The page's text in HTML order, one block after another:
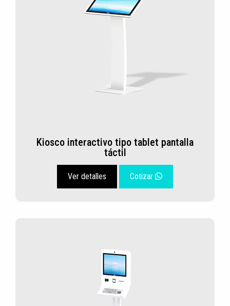
Kiosco interactivo tipo tablet pantalla
táctil
Ver detalles Cotizar